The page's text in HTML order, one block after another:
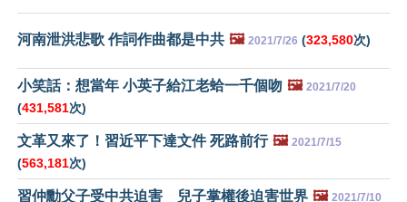
河南泄洪悲歌 作詞作曲都是中共 🖼️ 2021/7/26 (323,580次)
小笑話：想當年 小英子給江老蛤一千個吻 🖼️ 2021/7/20
(431,581次)
文革又來了！習近平下達文件 死路前行 🖼️ 2021/7/15
(563,181次)
習仲勳父子受中共迫害 兒子掌權後迫害世界 🖼️ 2021/7/10